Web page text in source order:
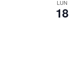
LUN
18